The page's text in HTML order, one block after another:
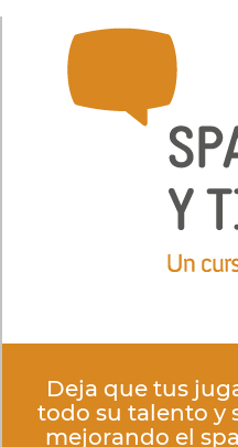
Deja que tus
todo su talento y
mejorando el